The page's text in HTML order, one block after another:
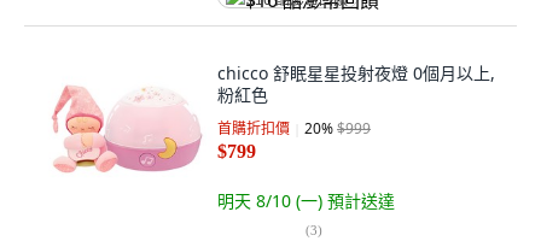
chicco 舒眠星星投射夜燈 0個月以上,
粉紅色
首購折扣價 20%$999
$799
明天 8/10 (一) 預計送達
(3)